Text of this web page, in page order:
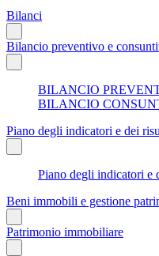
Bilanci
Bilancio preventivo e
BILANCIO
BILANCIO
Piano degli indicatori e dei
Piano degli indicatori e
Beni immobili e gestione
Patrimonio immobiliare